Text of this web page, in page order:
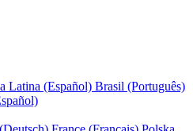
Latina (Español) Brasil (Português)